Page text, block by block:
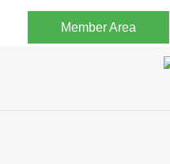
Member Area